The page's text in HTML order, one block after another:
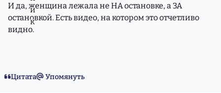
И да, женщина лежала не НА остановке, а ЗА
остановкой. Есть видео, на котором это отчетливо
видно.
Цитата Упомянуть